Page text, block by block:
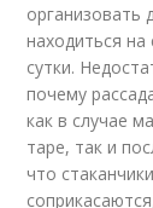
организовать
находиться на
сутки.
почему
как в случае
таре, так и
что